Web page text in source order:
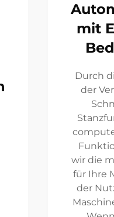
mit
Durch
der
wir die
für Ihre
der